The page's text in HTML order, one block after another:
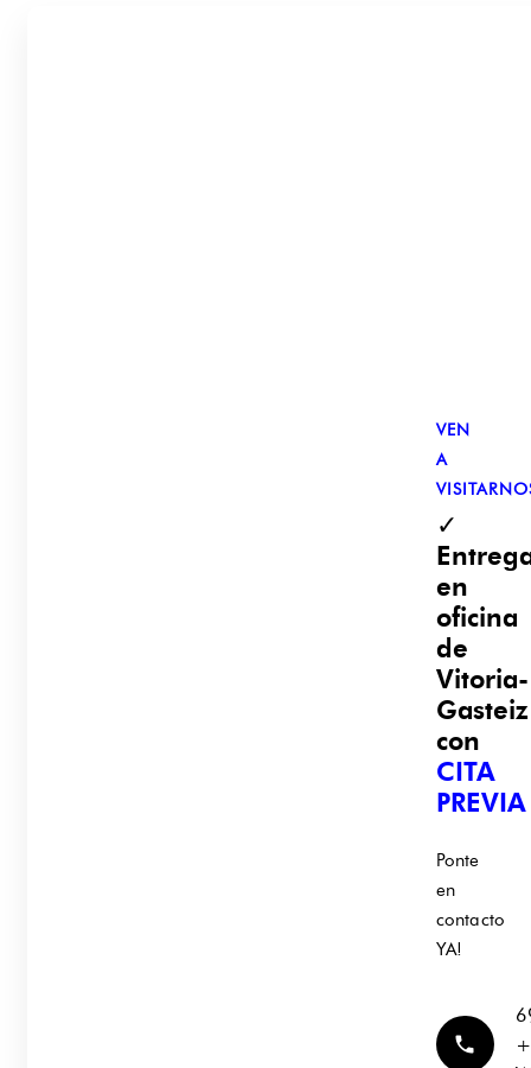
VEN
A
✓
en
oficina
de
Vitoria-
Gasteiz
con
CITA
PREVIA
Ponte
en
contacto
YA!
phone
+